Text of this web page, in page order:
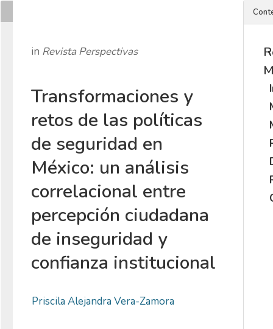
in Revista Perspectivas
Transformaciones y
retos de las políticas
de seguridad en
México: un análisis
correlacional entre
percepción ciudadana
de inseguridad y
confianza institucional
Priscila Alejandra Vera-Zamora